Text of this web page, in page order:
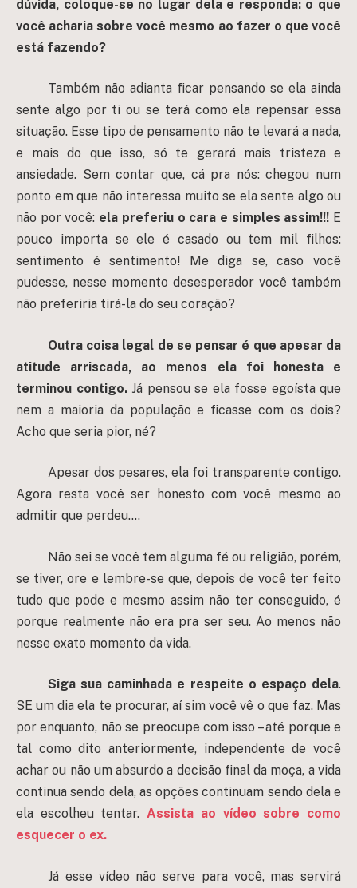
dúvida, coloque-se no lugar dela e responda: o que
você acharia sobre você mesmo ao fazer o que você
está fazendo?
Também não adianta ficar pensando se ela ainda
sente algo por ti ou se terá como ela repensar essa
situação. Esse tipo de pensamento não te levará a nada,
e mais do que isso, só te gerará mais tristeza e
ansiedade. Sem contar que, cá pra nós: chegou num
ponto em que não interessa muito se ela sente algo ou
não por você: ela preferiu o cara e simples assim!!! E
pouco importa se ele é casado ou tem mil filhos:
sentimento é sentimento! Me diga se, caso você
pudesse, nesse momento desesperador você também
não preferiria tirá-la do seu coração?
Outra coisa legal de se pensar é que apesar da
atitude arriscada, ao menos ela foi honesta e
terminou contigo.Já pensou se ela fosse egoísta que
nem a maioria da população e ficasse com os dois?
Acho que seria pior, né?
Apesar dos pesares, ela foi transparente contigo.
Agora resta você ser honesto com você mesmo ao
admitir que perdeu….
Não sei se você tem alguma fé ou religião, porém,
se tiver, ore e lembre-se que, depois de você ter feito
tudo que pode e mesmo assim não ter conseguido, é
porque realmente não era pra ser seu. Ao menos não
nesse exato momento da vida.
Siga sua caminhada e respeite o espaço dela.
SE um dia ela te procurar, aí sim você vê o que faz. Mas
por enquanto, não se preocupe com isso – até porque e
tal como dito anteriormente, independente de você
achar ou não um absurdo a decisão final da moça, a vida
continua sendo dela, as opções continuam sendo dela e
ela escolheu tentar.Assista ao vídeo sobre como
esquecer o ex.
Já esse vídeo não serve para você, mas servirá